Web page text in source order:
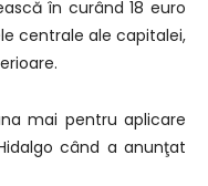
în curând 18 euro
centrale ale capitalei,
mai pentru aplicare
când a anunţat